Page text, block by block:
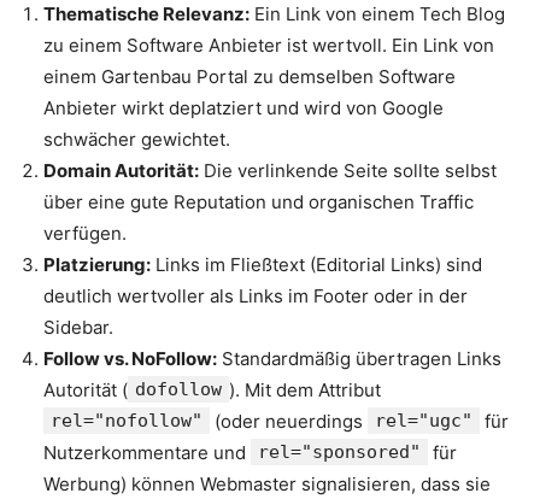
Thematische Relevanz: Ein Link von einem Tech Blog
zu einem Software Anbieter ist wertvoll. Ein Link von
einem Gartenbau Portal zu demselben Software
Anbieter wirkt deplatziert und wird von Google
schwächer gewichtet.
Domain Autorität: Die verlinkende Seite sollte selbst
über eine gute Reputation und organischen Traffic
verfügen.
Platzierung: Links im Fließtext (Editorial Links) sind
deutlich wertvoller als Links im Footer oder in der
Sidebar.
Follow vs. NoFollow: Standardmäßig übertragen Links
Autorität ( dofollow ). Mit dem Attribut
rel="nofollow" (oder neuerdings rel="ugc"
für
Nutzerkommentare und
rel="sponsored"
für
Werbung) können Webmaster signalisieren, dass sie